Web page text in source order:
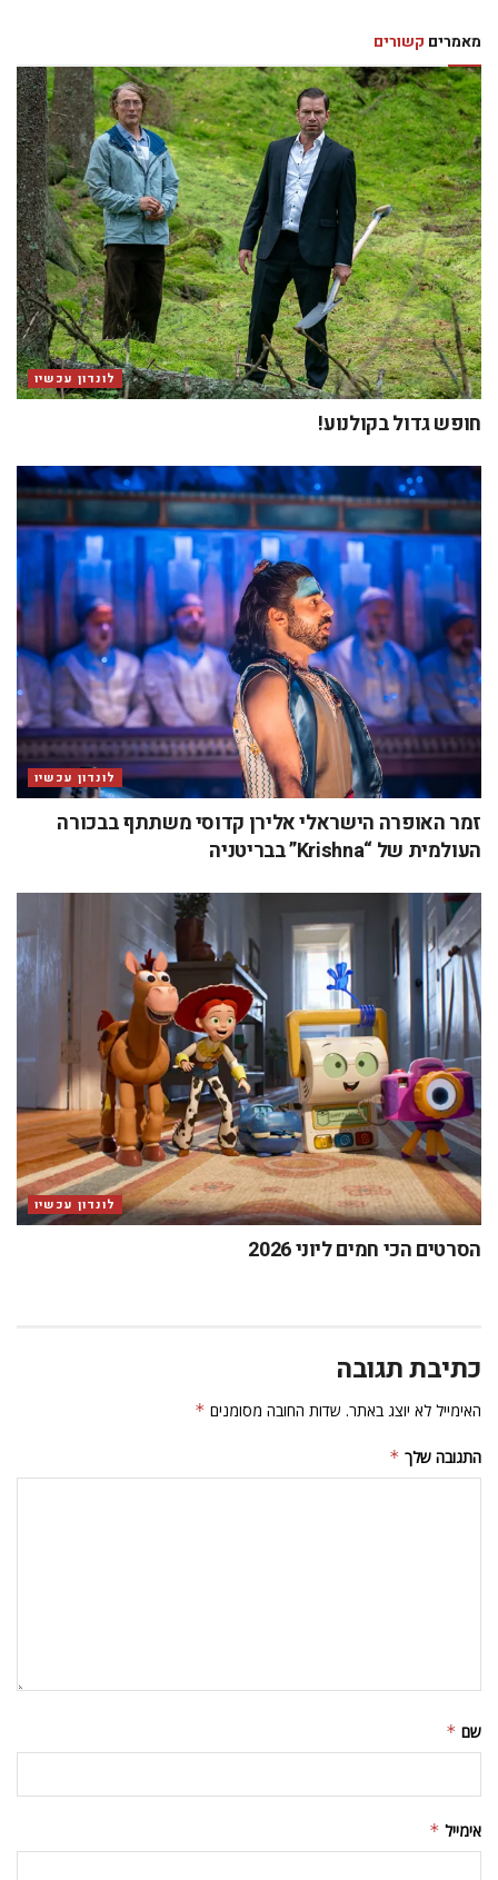
מאמרים קשורים
לונדון עכשיו
חופש גדול בקולנוע!
לונדון עכשיו
זמר האופרה הישראלי אלירן קדוסי משתתף בבכורה
העולמית של “Krishna” בבריטניה
לונדון עכשיו
הסרטים הכי חמים ליוני 2026
כתיבת תגובה
האימייל לא יוצג באתר. שדות החובה מסומנים *
התגובה שלך *
שם *
אימייל *